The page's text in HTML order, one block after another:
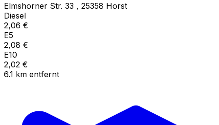
Elmshorner Str. 33 , 25358 Horst
Diesel
2,06 €
E5
2,08 €
E10
2,02 €
6.1 km entfernt